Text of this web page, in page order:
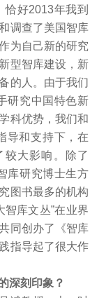
好2013年我到
调查了美国智库
为自己新的研究
型智库建设，新
的人。由于我们
研究中国特色新
科优势，我们和
导和支持下，在
较大影响。除了
库研究博士生方
图书最多的机构
智库文丛”在业界
同创办了《智库
指导起了很大作
深刻印象？